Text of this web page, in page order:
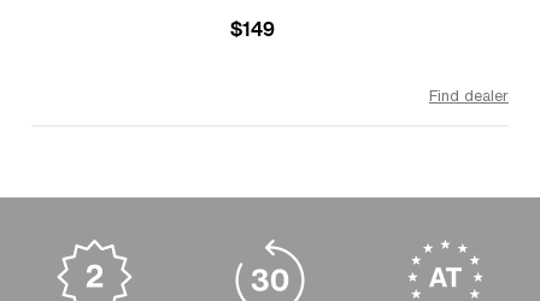
$149
Find dealer